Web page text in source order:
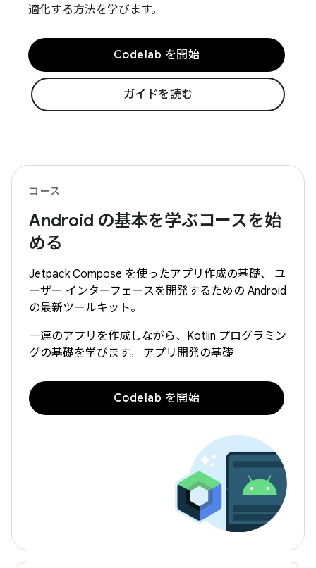
適化する方法を学びます。
Codelab を開始
ガイドを読む
コース
Android の基本を学ぶコースを始
める
Jetpack Compose を使ったアプリ作成の基礎、 ユ
ーザー インターフェースを開発するための Android
の最新ツールキット。
一連のアプリを作成しながら、Kotlin プログラミン
グの基礎を学びます。 アプリ開発の基礎
Codelab を開始